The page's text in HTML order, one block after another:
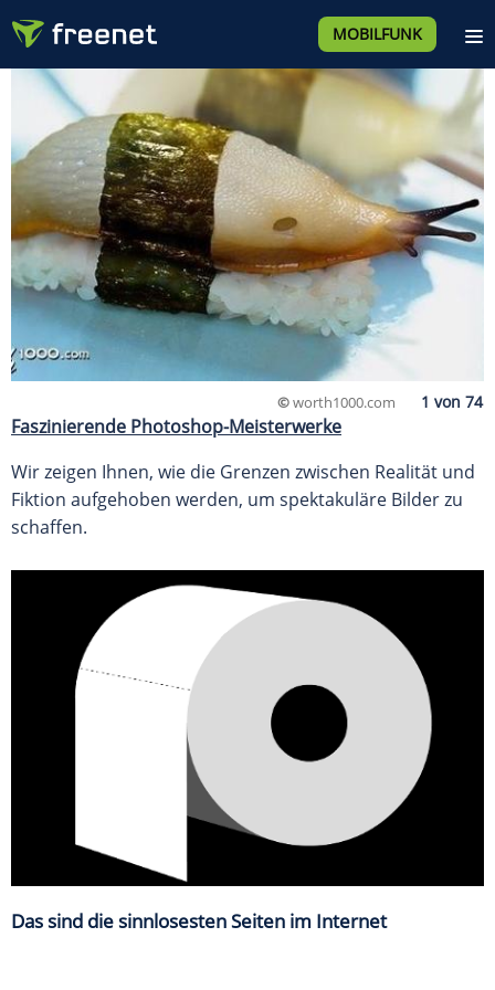
MOBILFUNK
©worth1000.com
Faszinierende Photoshop-Meisterwerke
Wir zeigen Ihnen, wie die Grenzen zwischen Realität und
Fiktion aufgehoben werden, um spektakuläre Bilder zu
schaffen.
Das sind die sinnlosesten Seiten im Internet